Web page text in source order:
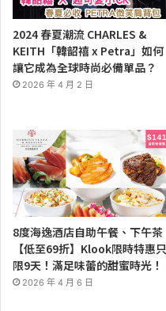
2024 春夏潮流 CHARLES &
KEITH「韓韶禧 x Petra」如何
讓它成為全球時尚必備單品？
2026 年 4 月 2 日
8度海逸酒店自助午餐、下午茶
【低至69折】Klook限時特惠只
限9天！滿足味蕾的甜蜜時光！
2026 年 4 月 6 日